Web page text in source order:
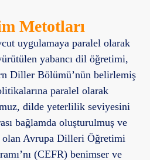
Metotları
uygulamaya paralel olarak
yabancı dil öğretimi,
Diller Bölümü’nün belirlemiş
paralel olarak
dilde yeterlilik seviyesini
bağlamda oluşturulmuş ve
olan Avrupa Dilleri Öğretimi
(CEFR) benimser ve